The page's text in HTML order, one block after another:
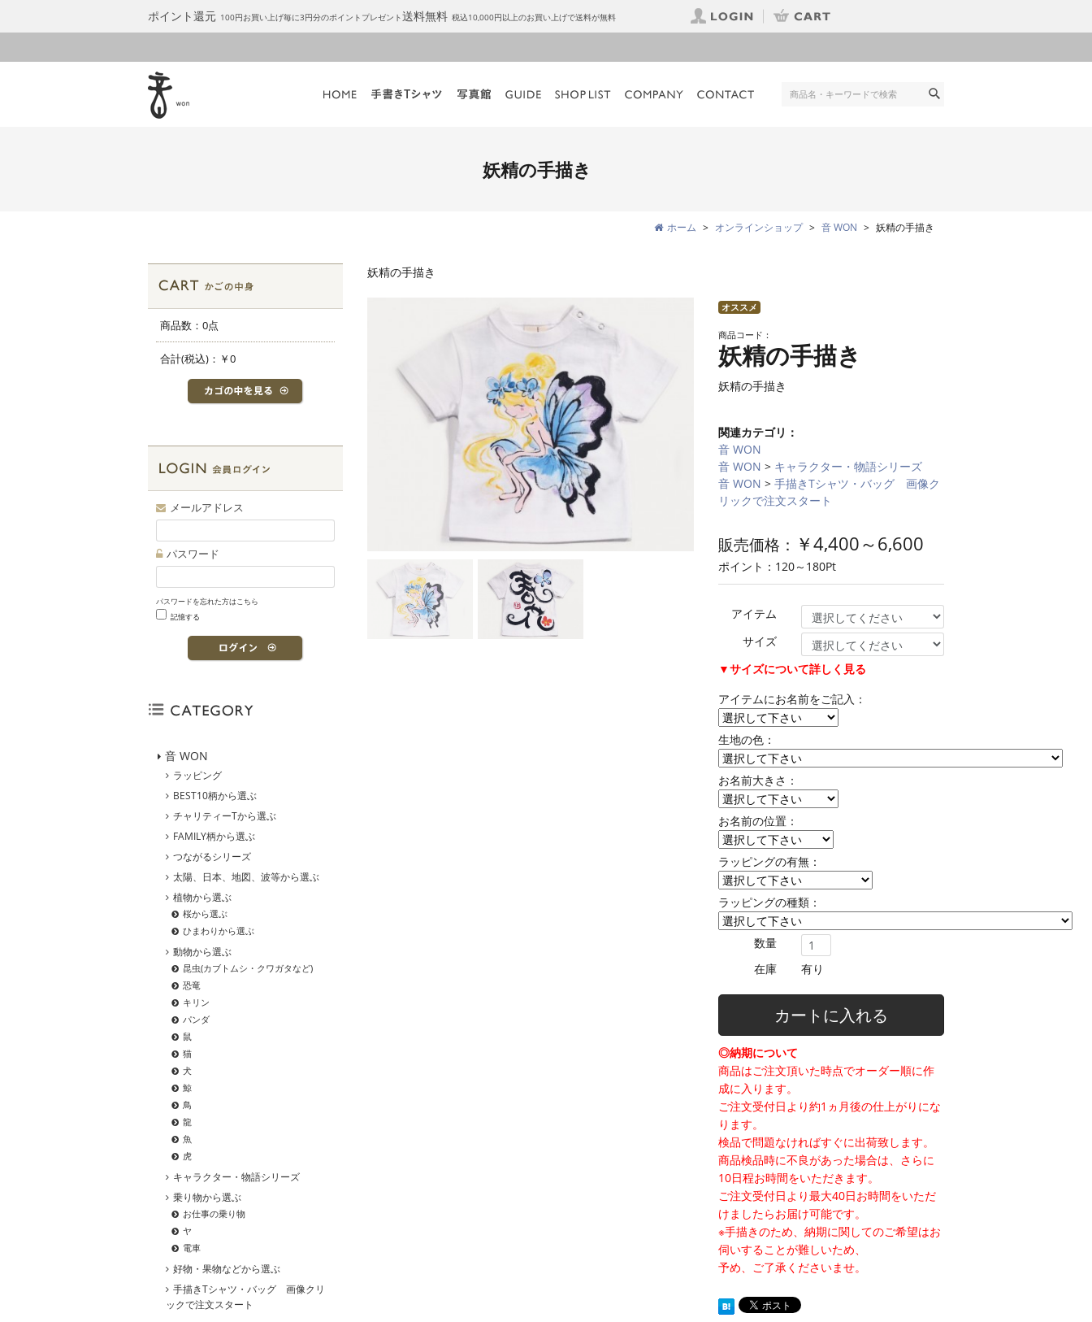
ポイント還元 100円お買い上げ毎に3円分のポイントプレゼント送料無料 税込10,000円以上のお買い上げで送料が無料
妖精の手描き
ホーム オンラインショップ 音 WON 妖精の手描き
妖精の手描き
オススメ
商品コード：
妖精の手描き
妖精の手描き
関連カテゴリ：
音 WON
音 WON > キャラクター・物語シリーズ
音 WON > 手描きTシャツ・バッグ 画像ク
リックで注文スタート
販売価格： ￥4,400～6,600
ポイント： 120～180Pt
アイテム
サイズ
▼サイズについて詳しく見る
アイテムにお名前をご記入：
生地の色：
お名前大きさ：
お名前の位置：
ラッピングの有無：
ラッピングの種類：
数量
在庫
有り
カートに入れる
◎納期について
商品はご注文頂いた時点でオーダー順に作
成に入ります。
ご注文受付日より約1ヵ月後の仕上がりにな
ります。
検品で問題なければすぐに出荷致します。
商品検品時に不良があった場合は、さらに
10日程お時間をいただきます。
ご注文受付日より最大40日お時間をいただ
けましたらお届け可能です。
※手描きのため、納期に関してのご希望はお
伺いすることが難しいため、
予め、ご了承くださいませ。
商品数：0点
合計(税込)： ￥0
メールアドレス
パスワード
パスワードを忘れた方はこちら
記憶する
音 WON
ラッピング
BEST10柄から選ぶ
チャリティーTから選ぶ
FAMILY柄から選ぶ
つながるシリーズ
太陽、日本、地図、波等から選ぶ
植物から選ぶ
桜から選ぶ
ひまわりから選ぶ
動物から選ぶ
昆虫(カブトムシ・クワガタなど)
恐竜
キリン
パンダ
鼠
猫
犬
鯨
鳥
龍
魚
虎
キャラクター・物語シリーズ
乗り物から選ぶ
お仕事の乗り物
ヤ
電車
好物・果物などから選ぶ
手描きTシャツ・バッグ 画像クリ
ックで注文スタート